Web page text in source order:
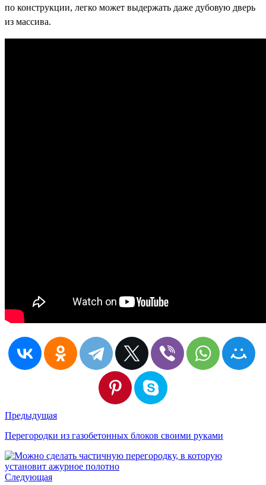
по конструкции, легко может выдержать даже дубовую дверь
из массива.
Предыдущая
Перегородки из газобетонных блоков своими руками
Следующая